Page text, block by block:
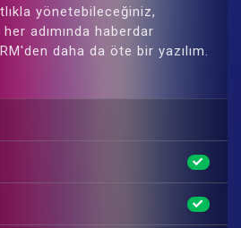
yönetebileceğiniz,
adımında haberdar
daha da öte bir yazılım.